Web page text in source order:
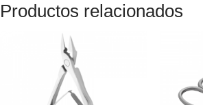
Productos relacionados